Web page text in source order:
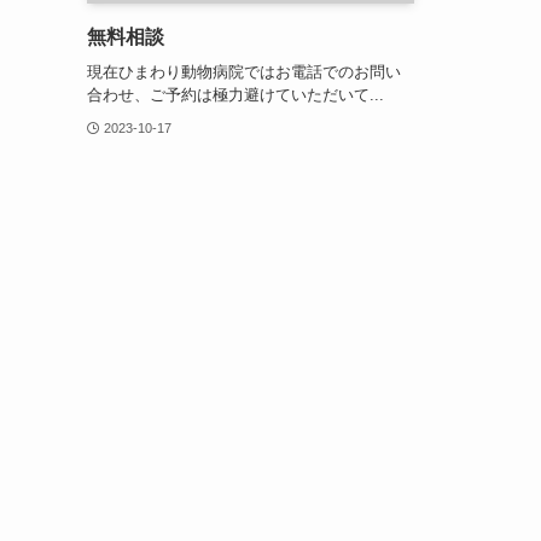
無料相談
現在ひまわり動物病院ではお電話でのお問い
合わせ、ご予約は極力避けていただいて...
2023-10-17